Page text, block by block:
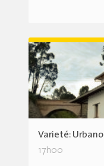
Varieté: Urbano
17h00